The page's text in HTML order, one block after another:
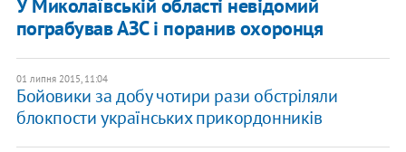
У Миколаївській області невідомий
пограбував АЗС і поранив охоронця
01 липня 2015, 11:04
Бойовики за добу чотири рази обстріляли
блокпости українських прикордонників